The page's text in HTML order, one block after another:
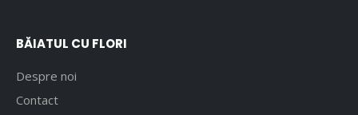
BĂIATUL CU FLORI
Despre noi
Contact